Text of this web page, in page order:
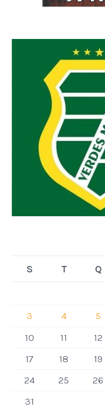
S T Q
3
4 5
10
11 12
17
18 19
24
25 26
31